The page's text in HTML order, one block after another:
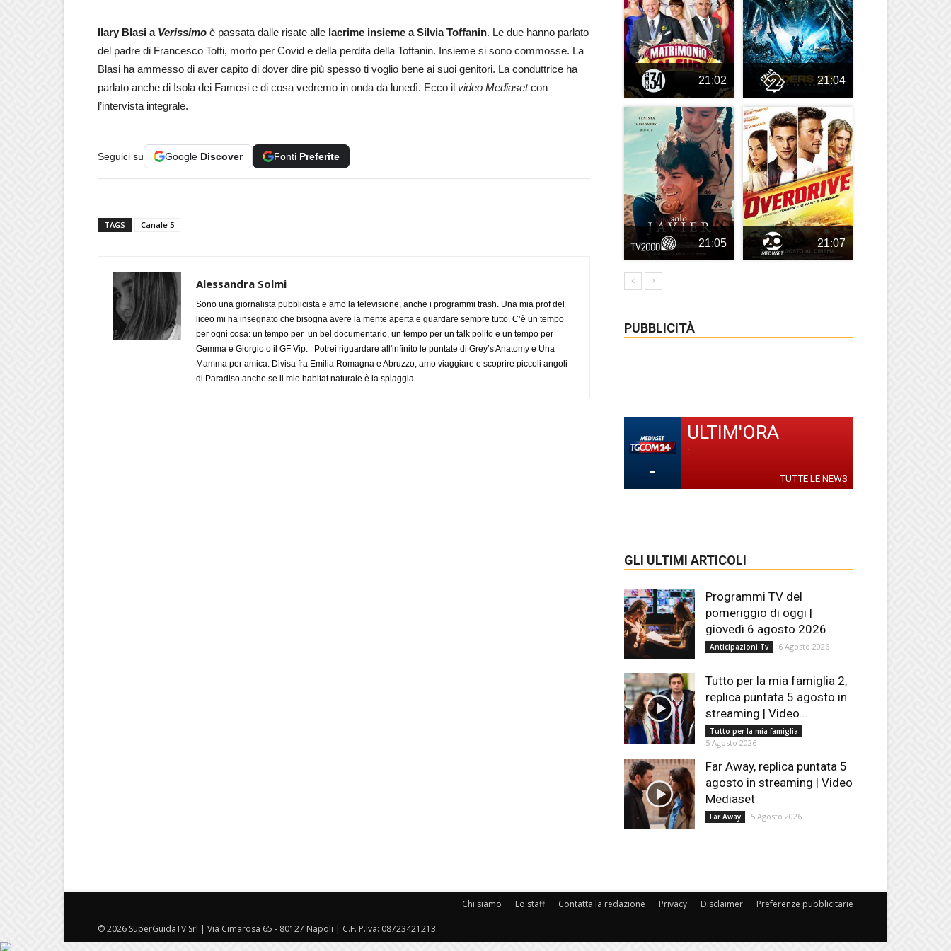
Ilary Blasi a Verissimo è passata dalle risate alle lacrime insieme a Silvia Toffanin. Le due hanno parlato
del padre di Francesco Totti, morto per Covid e della perdita della Toffanin. Insieme si sono commosse. La
Blasi ha ammesso di aver capito di dover dire più spesso ti voglio bene ai suoi genitori. La conduttrice ha
parlato anche di Isola dei Famosi e di cosa vedremo in onda da lunedì. Ecco il video Mediasetcon
l’intervista integrale.
Seguici su Google Discover Fonti Preferite
TAGS Canale 5
Alessandra Solmi
Sono una giornalista pubblicista e amo la televisione, anche i programmi trash. Una mia prof del
liceo mi ha insegnato che bisogna avere la mente aperta e guardare sempre tutto. C’è un tempo
per ogni cosa: un tempo per un bel documentario, un tempo per un talk polito e un tempo per
Gemma e Giorgio o il GF Vip. Potrei riguardare all'infinito le puntate di Grey’s Anatomy e Una
Mamma per amica. Divisa fra Emilia Romagna e Abruzzo, amo viaggiare e scoprire piccoli angoli
di Paradiso anche se il mio habitat naturale è la spiaggia.
21:02 21:04
21:05 21:07
PUBBLICITÀ
-
ULTIM'ORA
-
TUTTE LE NEWS
GLI ULTIMI ARTICOLI
Programmi TV del
pomeriggio di oggi |
giovedì 6 agosto 2026
Anticipazioni Tv 6 Agosto 2026
Tutto per la mia famiglia 2,
replica puntata 5 agosto in
streaming | Video...
Tutto per la mia famiglia
5 Agosto 2026
Far Away, replica puntata 5
agosto in streaming | Video
Mediaset
Far Away 5 Agosto 2026
Chi siamo Lo staff Contatta la redazione Privacy Disclaimer Preferenze pubblicitarie
© 2026 SuperGuidaTV Srl | Via Cimarosa 65 - 80127 Napoli | C.F. P.Iva: 08723421213